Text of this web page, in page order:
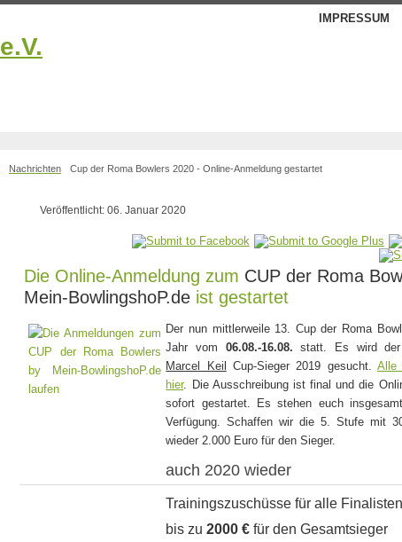
IMPRESSUM
Nachrichten Cup der Roma Bowlers 2020 - Online-Anmeldung gestartet
Veröffentlicht: 06. Januar 2020
Die Online-Anmeldung zum CUP der Roma
Mein-BowlingshoP.de ist gestartet
Der nun mittlerweile 13. Cup der Roma
Jahr vom 06.08.-16.08. statt. Es wird der
Marcel Keil
Cup-Sieger 2019 gesucht. Alle
hier. Die Ausschreibung ist final und die
sofort gestartet. Es stehen euch
Verfügung. Schaffen wir die 5. Stufe mit
wieder 2.000 Euro für den Sieger.
auch 2020 wieder
Trainingszuschüsse für alle
bis zu2000 € für den Gesamtsieger